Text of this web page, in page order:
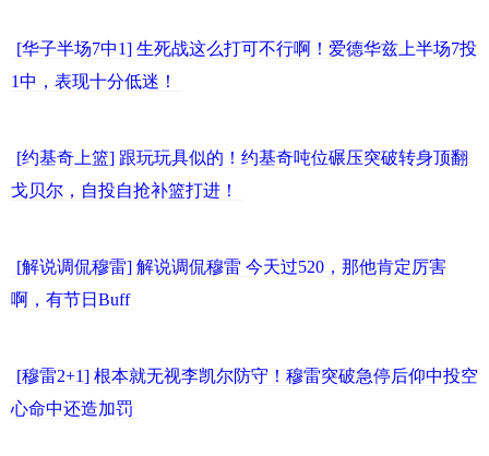
[华子半场7中1] 生死战这么打可不行啊！爱德华兹上半场7投
1中，表现十分低迷！
[约基奇上篮] 跟玩玩具似的！约基奇吨位碾压突破转身顶翻
戈贝尔，自投自抢补篮打进！
[解说调侃穆雷] 解说调侃穆雷 今天过520，那他肯定厉害
啊，有节日Buff
[穆雷2+1] 根本就无视李凯尔防守！穆雷突破急停后仰中投空
心命中还造加罚